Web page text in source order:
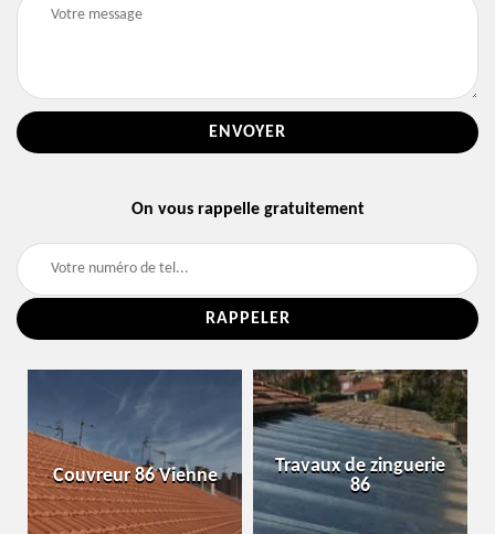
On vous rappelle gratuitement
Couvreur 86 Vienne
Travaux de zinguerie
86